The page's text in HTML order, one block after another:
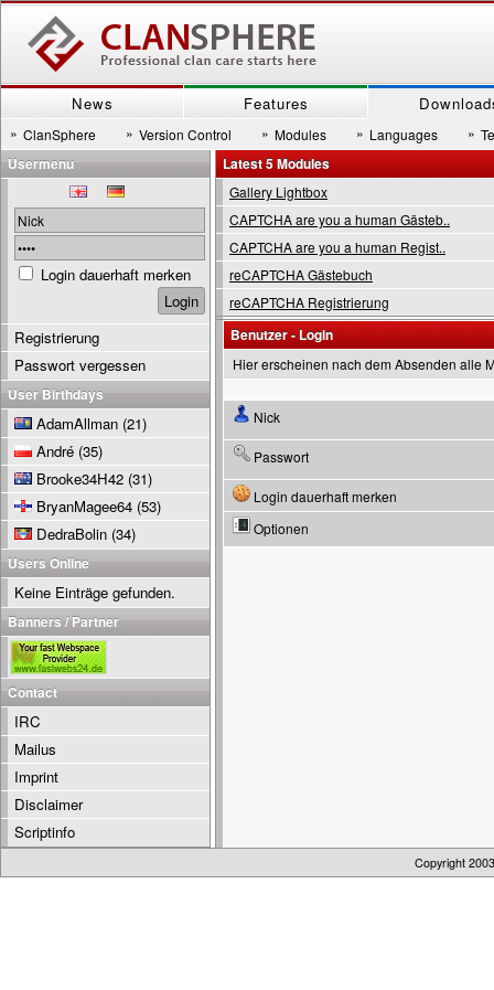
News Features
» ClanSphere » Version Control » Modules » Languages »
Latest 5 Modules
Gallery Lightbox
CAPTCHA are you a human Gästeb..
CAPTCHA are you a human Regist..
reCAPTCHA Gästebuch
reCAPTCHA Registrierung
Benutzer - Login
Hier erscheinen nach dem Absenden alle
Nick
Passwort
Login dauerhaft merken
Optionen
Usermenu
Login dauerhaft merken
Registrierung
Passwort vergessen
User Birthdays
AdamAllman (21)
André (35)
Brooke34H42 (31)
BryanMagee64 (53)
DedraBolin (34)
Users Online
Keine Einträge gefunden.
Banners / Partner
Contact
IRC
Mailus
Imprint
Disclaimer
Scriptinfo
Copyright